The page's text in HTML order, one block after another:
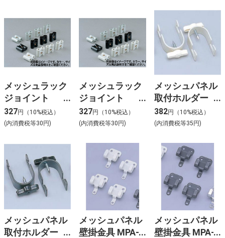
メッシュラック
ジョイント
MPA-J ベージュ
327円（10%税込）
(内消費税等30円)
メッシュラック
ジョイント
MPA-J ブラック
327円（10%税込）
(内消費税等30円)
メッシュパネル
取付ホルダー
MPA-KH ベージ
ュ
382円（10%税込）
(内消費税等35円)
メッシュパネル
取付ホルダー
メッシュパネル
壁掛金具 MPA-
メッシュパネル
壁掛金具 MPA-